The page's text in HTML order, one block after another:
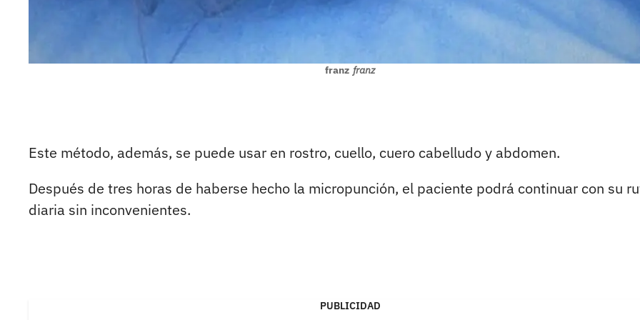
franz franz
Este método, además, se puede usar en rostro, cuello, cuero cabelludo y abdomen.
Después de tres horas de haberse hecho la micropunción, el paciente podrá continuar con su
diaria sin inconvenientes.
PUBLICIDAD